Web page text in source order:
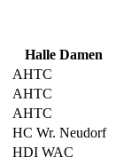
Halle Damen
AHTC
AHTC
AHTC
HC Wr. Neudorf
HDI WAC